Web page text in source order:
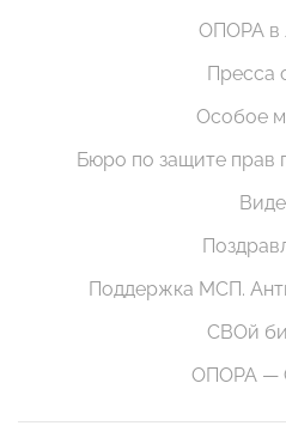
ОПОРА в
Пресса
Особое
Бюро по защите прав
Поддержка МСП.
СВОй
ОПОРА —